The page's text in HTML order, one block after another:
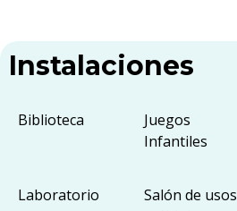
Instalaciones
Biblioteca
Juegos
Infantiles
Laboratorio
Salón de usos